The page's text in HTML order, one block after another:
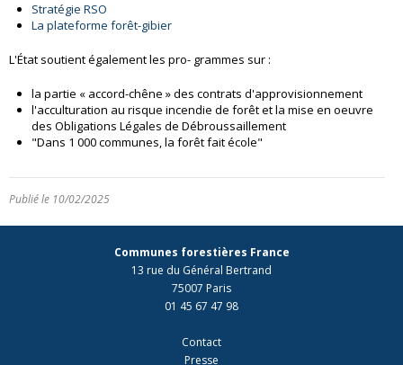
Stratégie RSO
La plateforme forêt-gibier
L'État soutient également les pro- grammes sur :
la partie « accord-chêne » des contrats d'approvisionnement
l'acculturation au risque incendie de forêt et la mise en oeuvre
des Obligations Légales de Débroussaillement
"Dans 1 000 communes, la forêt fait école"
Publié le 10/02/2025
Communes forestières France
13 rue du Général Bertrand
75007 Paris
01 45 67 47 98
Contact
Presse